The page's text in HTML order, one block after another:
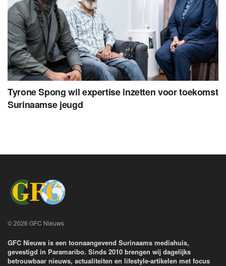
Tyrone Spong wil expertise inzetten voor toekomst
Surinaamse jeugd
© 2026 GFC Nieuws
GFC Nieuws is een toonaangevend Surinaams mediahuis,
gevestigd in Paramaribo. Sinds 2010 brengen wij dagelijks
betrouwbaar nieuws, actualiteiten en lifestyle-artikelen met focus